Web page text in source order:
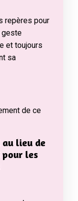
repères pour
geste
et toujours
sa
de ce
au lieu de
pour les